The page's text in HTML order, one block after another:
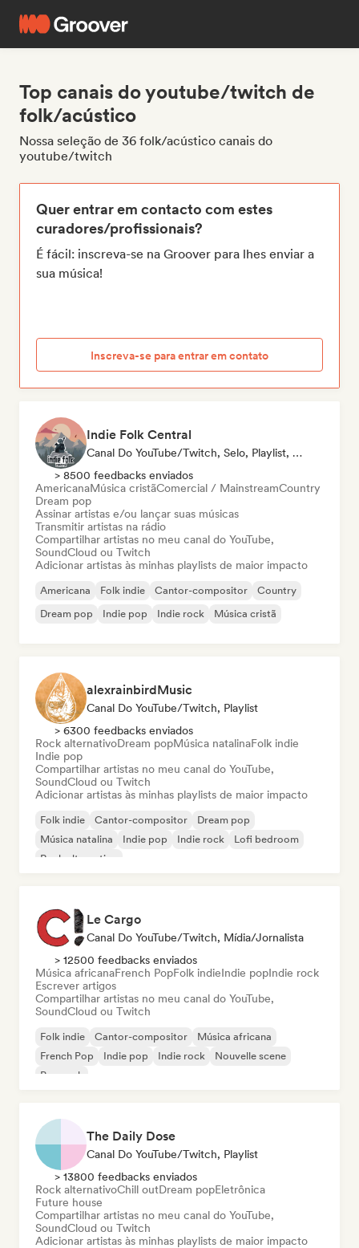
Top canais do youtube/twitch de
folk/acústico
Nossa seleção de 36 folk/acústico canais do
youtube/twitch
Quer entrar em contacto com estes
curadores/profissionais?
É fácil: inscreva-se na Groover para lhes enviar a
sua música!
Inscreva-se para entrar em contato
Indie Folk Central
Canal Do YouTube/Twitch, Selo, Playlist, Rádio
> 8500 feedbacks enviados
AmericanaMúsica cristãComercial / MainstreamCountry
Dream pop
Assinar artistas e/ou lançar suas músicas
Transmitir artistas na rádio
Compartilhar artistas no meu canal do YouTube,
SoundCloud ou Twitch
Adicionar artistas às minhas playlists de maior impacto
Americana Folk indie Cantor-compositor
Country
Dream pop
Indie pop Indie rock Música cristã
alexrainbirdMusic
Canal Do YouTube/Twitch, Playlist
> 6300 feedbacks enviados
Rock alternativoDream popMúsica natalinaFolk indie
Indie pop
Compartilhar artistas no meu canal do YouTube,
SoundCloud ou Twitch
Adicionar artistas às minhas playlists de maior impacto
Folk indie Cantor-compositor
Dream pop
Música natalina
Indie pop Indie rock
Lofi bedroom
Rock alternativo
Le Cargo
Canal Do YouTube/Twitch, Mídia/Jornalista
> 12500 feedbacks enviados
Música africanaFrench PopFolk indieIndie popIndie rock
Escrever artigos
Compartilhar artistas no meu canal do YouTube,
SoundCloud ou Twitch
Folk indie Cantor-compositor
Música africana
French Pop
Indie pop Indie rock
Nouvelle scene
Pop rock
The Daily Dose
Canal Do YouTube/Twitch, Playlist
> 13800 feedbacks enviados
Rock alternativoChill outDream popEletrônica
Future house
Compartilhar artistas no meu canal do YouTube,
SoundCloud ou Twitch
Adicionar artistas às minhas playlists de maior impacto